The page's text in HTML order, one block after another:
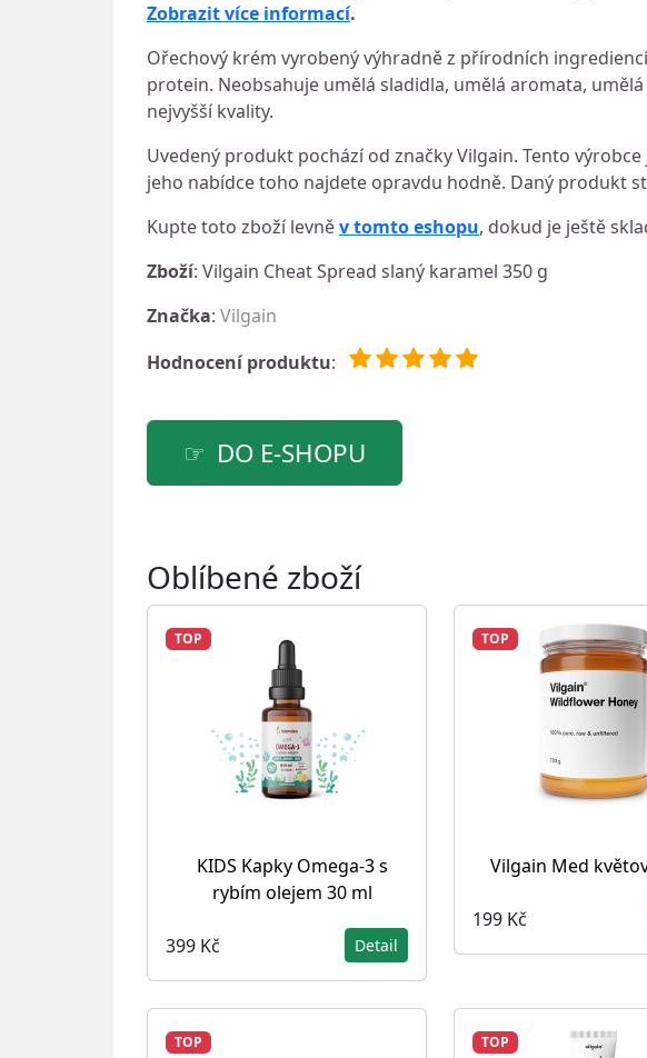
Zobrazit více informací.
Ořechový krém vyrobený výhradně z přírodních
protein. Neobsahuje umělá sladidla, umělá aromata,
nejvyšší kvality.
Uvedený produkt pochází od značky Vilgain. Tento
jeho nabídce toho najdete opravdu hodně. Daný produkt
Kupte toto zboží levněv tomto eshopu, dokud je ještě
Zboží: Vilgain Cheat Spread slaný karamel 350 g
Značka: Vilgain
Hodnocení produktu:
DO E-SHOPU
Oblíbené zboží
TOP
KIDS Kapky Omega-3 s
rybím olejem 30 ml
399 Kč Detail
TOP
Vilgain Med
199 Kč
TOP TOP